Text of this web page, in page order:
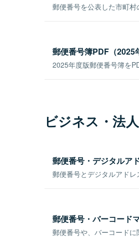
郵便番号を公表した市町村
郵便番号簿PDF（2025
2025年度版郵便番号簿を
ビジネス・法
郵便番号・デジタルア
郵便番号とデジタルアドレ
郵便番号・バーコード
郵便番号や、バーコードに